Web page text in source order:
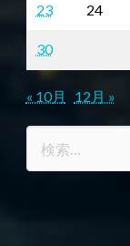
23 24
30
« 10月 12月 »